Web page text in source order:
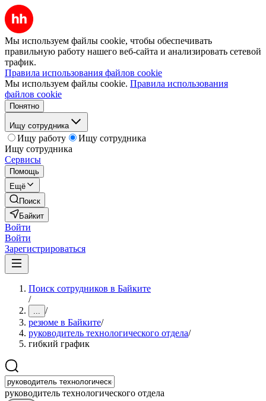
Мы используем файлы cookie, чтобы обеспечивать
правильную работу нашего веб-сайта и анализировать сетевой
трафик.
Правила использования файлов cookie
Мы используем файлы cookie. Правила использования
файлов cookie
Понятно
Ищу сотрудника
Ищу работу
Ищу сотрудника
Ищу сотрудника
Сервисы
Помощь
Ещё
Поиск
Байкит
Войти
Войти
Зарегистрироваться
Поиск сотрудников в Байките
/
... /
резюме в Байките/
руководитель технологического отдела/
гибкий график
руководитель технологического отдела